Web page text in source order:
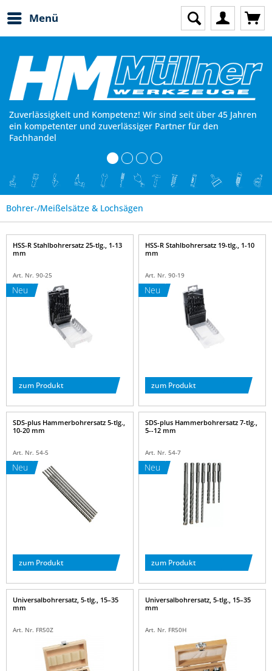
Menü
Zuverlässigkeit und Kompetenz! Wir sind seit über 45 Jahren
ein kompetenter und zuverlässiger Partner für den
Fachhandel
Bohrer-/Meißelsätze & Lochsägen
Neu
HSS-R Stahlbohrersatz 25-tlg., 1-13
mm
Art. Nr. 90-25
zum Produkt
Neu
HSS-R Stahlbohrersatz 19-tlg., 1-10
mm
Art. Nr. 90-19
zum Produkt
Neu
SDS-plus Hammerbohrersatz 5-tlg.,
10-20 mm
Art. Nr. 54-5
zum Produkt
Neu
SDS-plus Hammerbohrersatz 7-tlg.,
5--12 mm
Art. Nr. 54-7
zum Produkt
Universalbohrersatz, 5-tlg., 15–35
mm
Art. Nr. FR50Z
Universalbohrersatz, 5-tlg., 15–35
mm
Art. Nr. FR50H